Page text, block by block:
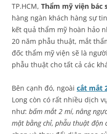
TP.HCM, Thẩm mỹ viện bác
hàng ngàn khách hàng sự
kết quả thẩm mỹ hoàn hảo
20 năm phẫu thuật, mắt
đốc thẩm mỹ viện sẽ là
phẫu thuật cho tất cả các
Bên cạnh đó, ngoài cắt mắt
Long còn có rất nhiều dịch
như: bấm mắt 2 mí, nâng
mặt bằng chỉ, phẫu thuật độn